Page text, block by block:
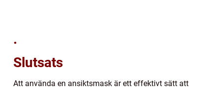
.
Slutsats
Att använda en ansiktsmask är ett effektivt sätt att